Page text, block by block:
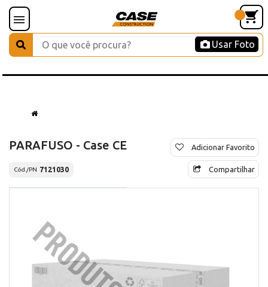
Usar Foto
PARAFUSO - Case CE
Cód./PN 7121030
Adicionar Favorito
Compartilhar